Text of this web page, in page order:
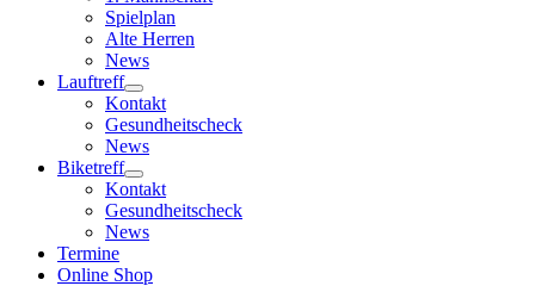
Spielplan
Alte Herren
News
Lauftreff
Kontakt
Gesundheitscheck
News
Biketreff
Kontakt
Gesundheitscheck
News
Termine
Online Shop